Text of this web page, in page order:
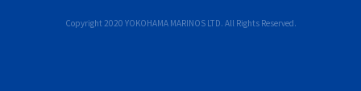
Copyright 2020 YOKOHAMA MARINOS LTD. All Rights Reserved.